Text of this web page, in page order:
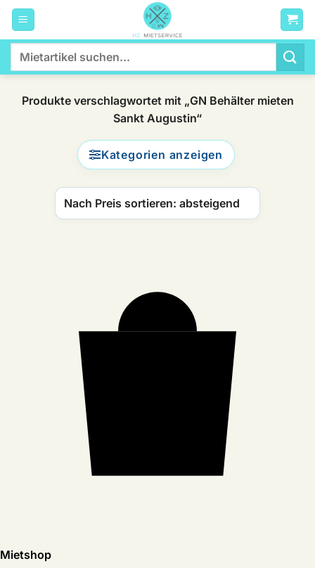
Zum
Inhalt
springen
nach:
Produkte verschlagwortet mit „GN Behälter mieten
Sankt Augustin“
Kategorien anzeigen
Mietshop